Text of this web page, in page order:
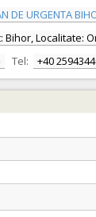
DE URGENTA
Bihor, Localitate:
Tel: +40